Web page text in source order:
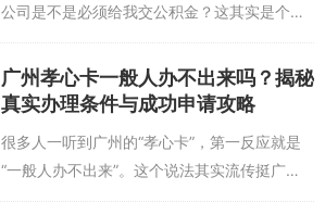
公司是不是必须给我交公积金？这其实是个挺
普遍的问题。从根子上说，公积金的缴纳可不
是公司想不想、愿不愿意的事儿，它是有国家
法律撑腰的。咱们国家有一部专门的《住房
广州孝心卡一般人办不出来吗？揭秘
真实办理条件与成功申请攻略
很多人一听到广州的“孝心卡”，第一反应就是
“一般人办不出来”。这个说法其实流传挺广
的，我身边也有朋友这么觉得。这种印象主要